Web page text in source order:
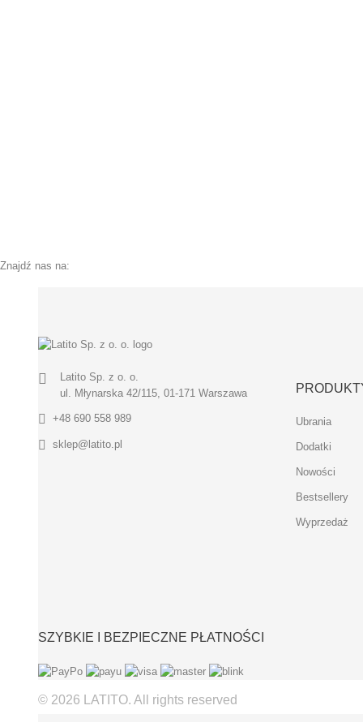
Znajdź nas na:
Latito Sp. z o. o.
ul. Młynarska 42/115, 01-171 Warszawa
+48 690 558 989
sklep@latito.pl
Ubrania
Dodatki
Nowości
Bestsellery
Wyprzedaż
SZYBKIE I BEZPIECZNE PŁATNOŚCI
© 2026 LATITO. All rights reserved